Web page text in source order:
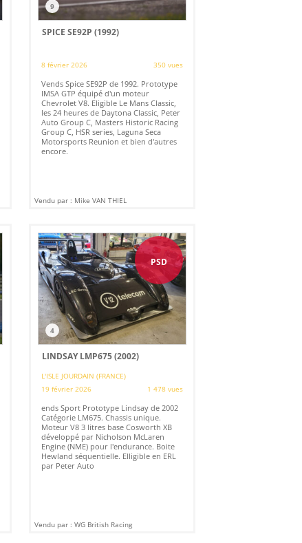
9
SPICE SE92P (1992)
8 février 2026 350 vues
Vends Spice SE92P de 1992. Prototype
IMSA GTP équipé d'un moteur
Chevrolet V8. Eligible Le Mans Classic,
les 24 heures de Daytona Classic, Peter
Auto Group C, Masters Historic Racing
Group C, HSR series, Laguna Seca
Motorsports Reunion et bien d'autres
encore.
Vendu par : Mike VAN THIEL
PSD
4
LINDSAY LMP675 (2002)
L'ISLE JOURDAIN (FRANCE)
19 février 2026
1 478 vues
ends Sport Prototype Lindsay de 2002
Catégorie LM675. Chassis unique.
Moteur V8 3 litres base Cosworth XB
développé par Nicholson McLaren
Engine (NME) pour l'endurance. Boite
Hewland séquentielle. Elligible en ERL
par Peter Auto
Vendu par : WG British Racing